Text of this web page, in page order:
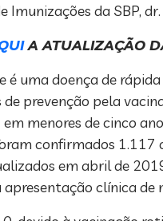
Imunizações da SBP,
A ATUALIZAÇÃO
é uma doença de
prevenção pela
menores de cinco
confirmados 1.117
em abril de
apresentação clínica de